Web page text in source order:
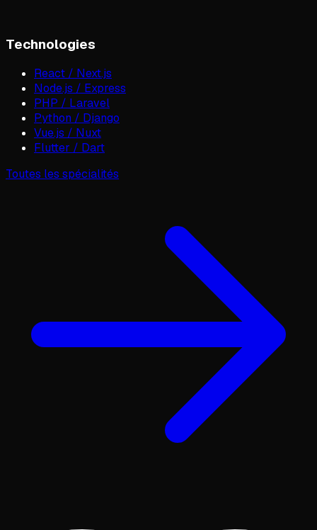
Technologies
React / Next.js
Node.js / Express
PHP / Laravel
Python / Django
Vue.js / Nuxt
Flutter / Dart
Toutes les spécialités